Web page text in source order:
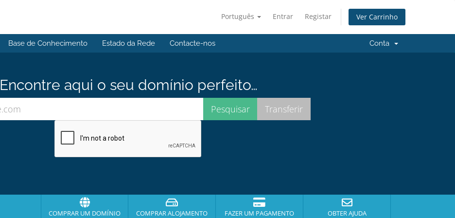
Português Entrar Registar Ver Carrinho
Base de Conhecimento Estado da Rede Contacte-nos Conta
Encontre aqui o seu domínio perfeito…
COMPRAR UM DOMÍNIO COMPRAR ALOJAMENTO FAZER UM PAGAMENTO OBTER AJUDA